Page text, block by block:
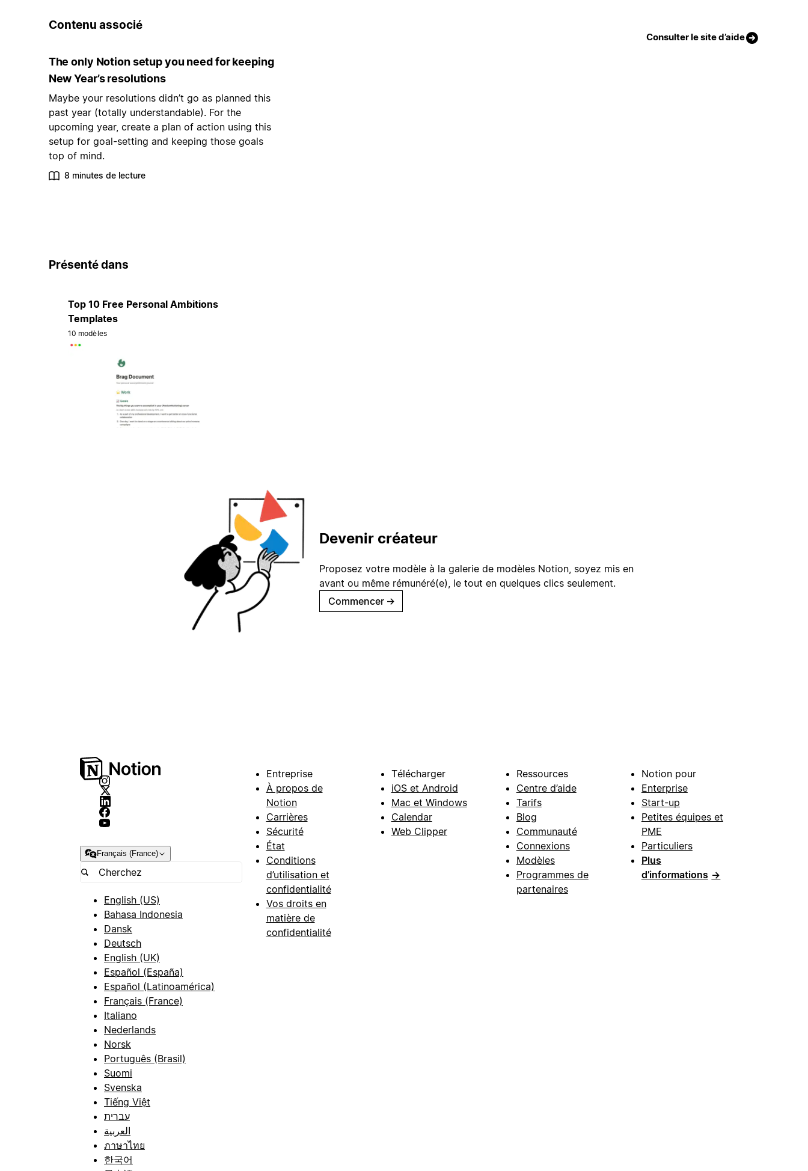
Contenu associé
Consulter le site d’aide
The only Notion setup you need for keeping
New Year’s resolutions
Maybe your resolutions didn’t go as planned this
past year (totally understandable). For the
upcoming year, create a plan of action using this
setup for goal-setting and keeping those goals
top of mind.
8 minutes de lecture
Présenté dans
Top 10 Free Personal Ambitions
Templates
10 modèles
Devenir créateur
Proposez votre modèle à la galerie de modèles Notion, soyez mis en
avant ou même rémunéré(e), le tout en quelques clics seulement.
Commencer →
Français (France)
English (US)
Bahasa Indonesia
Dansk
Deutsch
English (UK)
Español (España)
Español (Latinoamérica)
Français (France)
Italiano
Nederlands
Norsk
Português (Brasil)
Suomi
Svenska
Tiếng Việt
עברית
العربية
ภาษาไทย
한국어
Entreprise
À propos de
Notion
Carrières
Sécurité
État
Conditions
d’utilisation et
confidentialité
Vos droits en
matière de
confidentialité
Télécharger
iOS et Android
Mac et Windows
Calendar
Web Clipper
Ressources
Centre d’aide
Tarifs
Blog
Communauté
Connexions
Modèles
Programmes de
partenaires
Notion pour
Enterprise
Start-up
Petites équipes et
PME
Particuliers
Plus
d’informations →